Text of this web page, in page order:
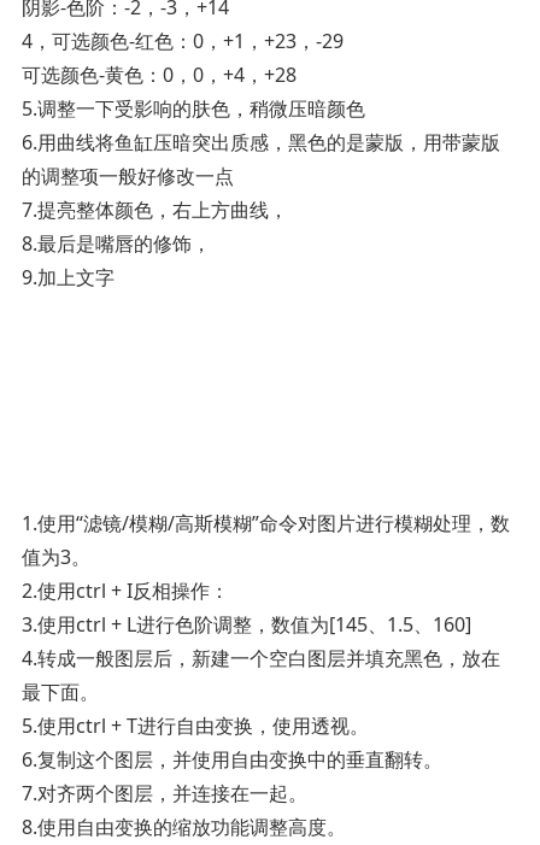
阴影-色阶：-2，-3，+14
4，可选颜色-红色：0，+1，+23，-29
可选颜色-黄色：0，0，+4，+28
5.调整一下受影响的肤色，稍微压暗颜色
6.用曲线将鱼缸压暗突出质感，黑色的是蒙版，用带蒙版
的调整项一般好修改一点
7.提亮整体颜色，右上方曲线，
8.最后是嘴唇的修饰，
9.加上文字 ­
1.使用“滤镜/模糊/高斯模糊”命令对图片进行模糊处理，数
值为3。
2.使用ctrl + I反相操作：
3.使用ctrl + L进行色阶调整，数值为[145、1.5、160]
4.转成一般图层后，新建一个空白图层并填充黑色，放在
最下面。
5.使用ctrl + T进行自由变换，使用透视。
6.复制这个图层，并使用自由变换中的垂直翻转。
7.对齐两个图层，并连接在一起。
8.使用自由变换的缩放功能调整高度。